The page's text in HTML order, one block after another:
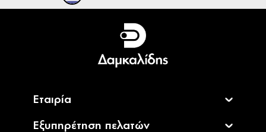
Ελληνικά
English
Εταιρία
Εξυπηρέτηση πελατών